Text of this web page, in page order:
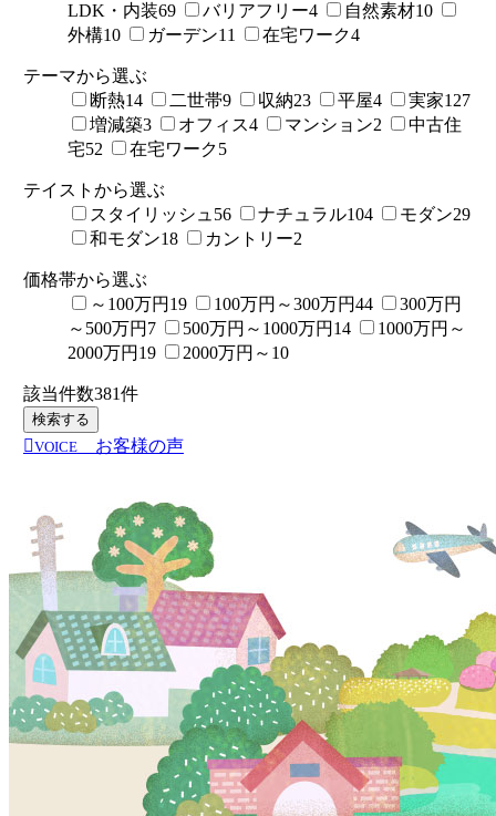
LDK・内装69 バリアフリー4 自然素材10
外構10 ガーデン11 在宅ワーク4
テーマから選ぶ
断熱14 二世帯9 収納23 平屋4 実家127
増減築3 オフィス4 マンション2
中古住
宅52 在宅ワーク5
テイストから選ぶ
スタイリッシュ 56 ナチュラル104 モダン29
和モダン18 カントリー2
価格帯から選ぶ
～100万円 19 100万円～300万円44
300万円
～500万円 7 500万円～1000万円 14
1000万円～
2000万円 19 2000万円～ 10
該当件数381件
検索する
VOICE
お客様の声